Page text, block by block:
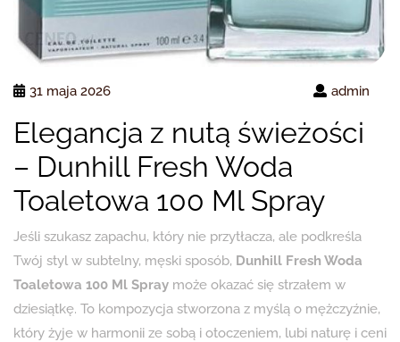
31 maja 2026 admin
Elegancja z nutą świeżości
– Dunhill Fresh Woda
Toaletowa 100 Ml Spray
Jeśli szukasz zapachu, który nie przytłacza, ale podkreśla
Twój styl w subtelny, męski sposób, Dunhill Fresh Woda
Toaletowa 100 Ml Spray może okazać się strzałem w
dziesiątkę. To kompozycja stworzona z myślą o mężczyźnie,
który żyje w harmonii ze sobą i otoczeniem, lubi naturę i ceni